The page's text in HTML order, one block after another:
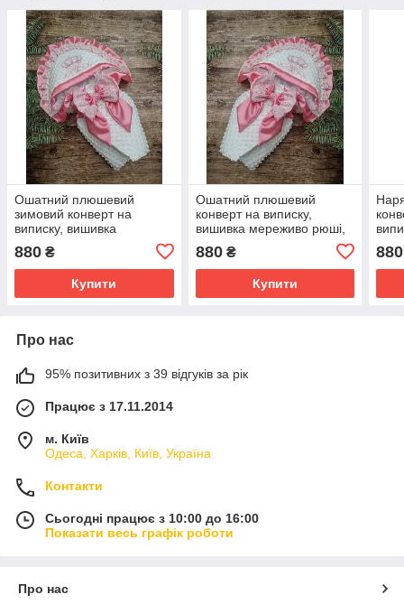
Ошатний плюшевий
зимовий конверт на
виписку, вишивка
рожевим
880 ₴
Купити
Ошатний плюшевий
конверт на виписку,
вишивка мереживо рюші,
880₴
Купити
880
Про нас
95% позитивних з 39 відгуків за рік
Працює з 17.11.2014
м. Київ
Одеса, Харків, Київ, Україна
Контакти
Сьогодні працює з 10:00 до 16:00
Показати весь графік роботи
Про нас